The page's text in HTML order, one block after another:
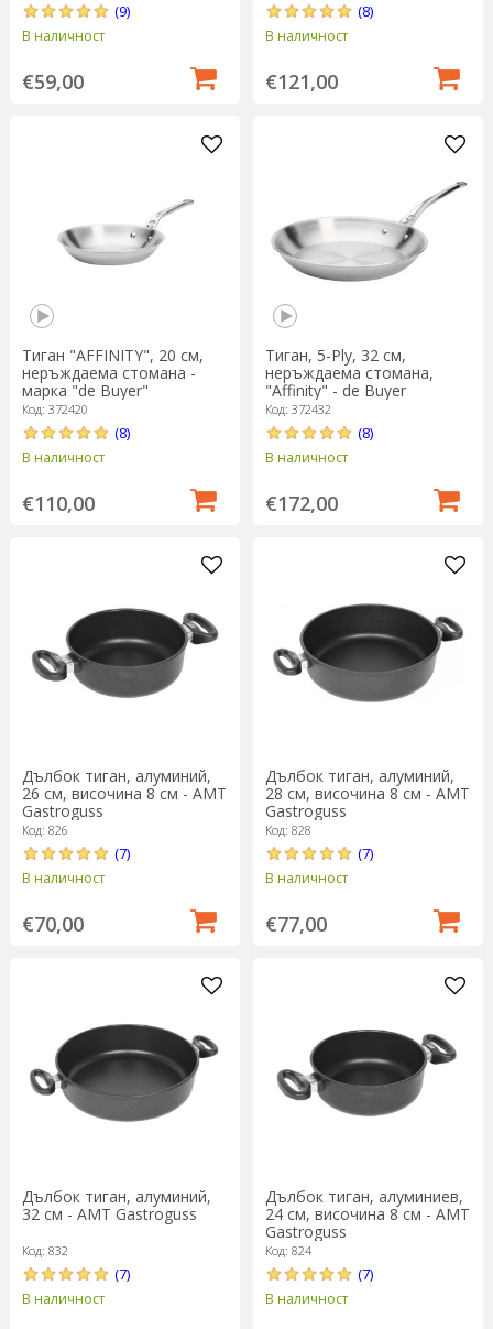
(9)
В наличност
€59,00
(8)
В наличност
€121,00
Тиган "AFFINITY", 20 см,
неръждаема стомана -
марка "de Buyer"
Код: 372420
(8)
В наличност
€110,00
Тиган, 5-Ply, 32 см,
неръждаема стомана,
"Affinity" - de Buyer
Код: 372432
(8)
В наличност
€172,00
Дълбок тиган, алуминий,
26 см, височина 8 см - AMT
Gastroguss
Код: 826
(7)
В наличност
€70,00
Дълбок тиган, алуминий,
28 см, височина 8 см - AMT
Gastroguss
Код: 828
(7)
В наличност
€77,00
Дълбок тиган, алуминий,
32 см - AMT Gastroguss
Код: 832
(7)
В наличност
Дълбок тиган, алуминиев,
24 см, височина 8 см - AMT
Gastroguss
Код: 824
(7)
В наличност